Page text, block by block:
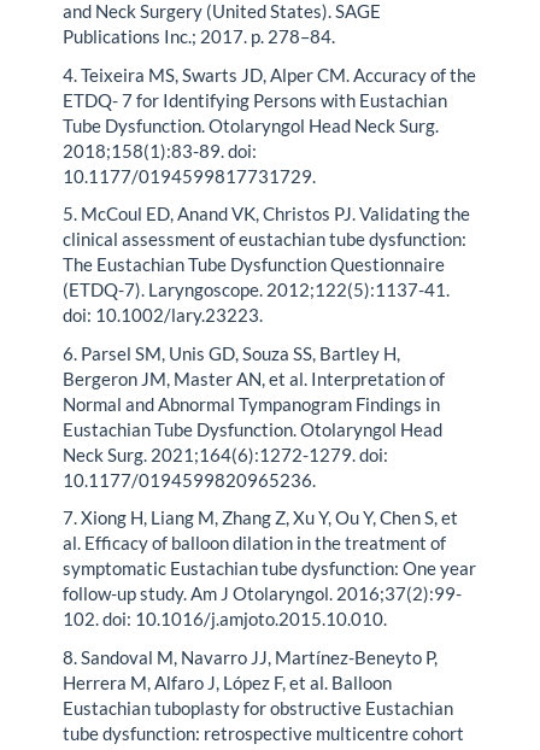
and Neck Surgery (United States). SAGE
Publications Inc.; 2017. p. 278–84.
4. Teixeira MS, Swarts JD, Alper CM. Accuracy of the
ETDQ- 7 for Identifying Persons with Eustachian
Tube Dysfunction. Otolaryngol Head Neck Surg.
2018;158(1):83-89. doi:
10.1177/0194599817731729.
5. McCoul ED, Anand VK, Christos PJ. Validating the
clinical assessment of eustachian tube dysfunction:
The Eustachian Tube Dysfunction Questionnaire
(ETDQ-7). Laryngoscope. 2012;122(5):1137-41.
doi: 10.1002/lary.23223.
6. Parsel SM, Unis GD, Souza SS, Bartley H,
Bergeron JM, Master AN, et al. Interpretation of
Normal and Abnormal Tympanogram Findings in
Eustachian Tube Dysfunction. Otolaryngol Head
Neck Surg. 2021;164(6):1272-1279. doi:
10.1177/0194599820965236.
7. Xiong H, Liang M, Zhang Z, Xu Y, Ou Y, Chen S, et
al. Efficacy of balloon dilation in the treatment of
symptomatic Eustachian tube dysfunction: One year
follow-up study. Am J Otolaryngol. 2016;37(2):99-
102. doi: 10.1016/j.amjoto.2015.10.010.
8. Sandoval M, Navarro JJ, Martínez-Beneyto P,
Herrera M, Alfaro J, López F, et al. Balloon
Eustachian tuboplasty for obstructive Eustachian
tube dysfunction: retrospective multicentre cohort